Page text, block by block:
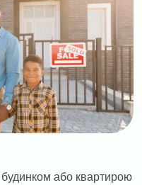
або квартирою